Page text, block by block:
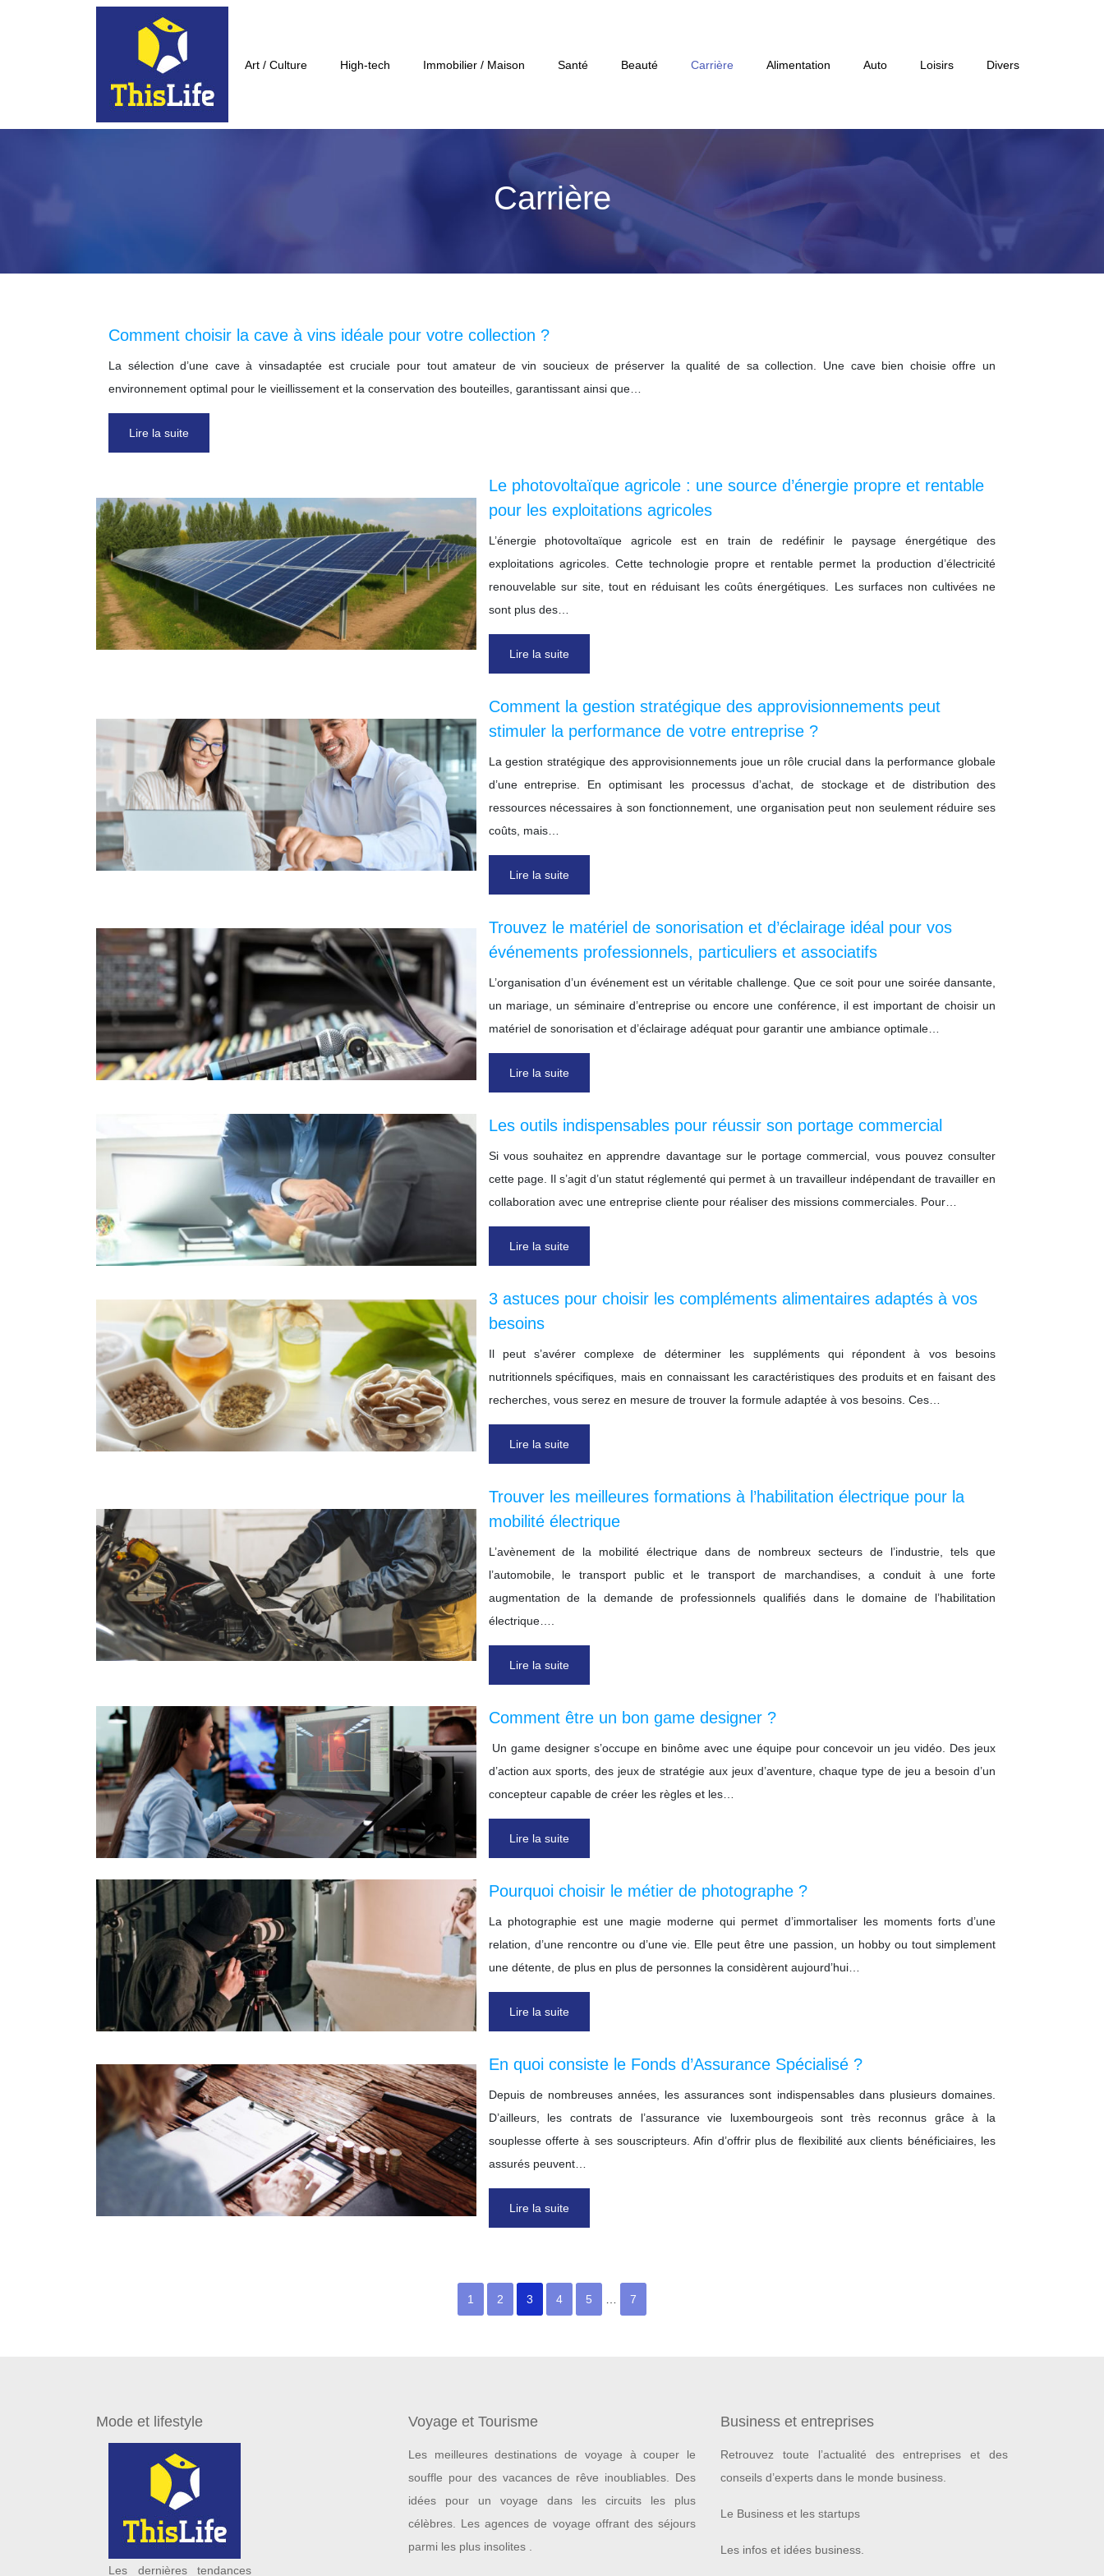
Art / Culture High-tech Immobilier / Maison Santé Beauté Carrière Alimentation Auto Loisirs Divers
Carrière
Comment choisir la cave à vins idéale pour votre collection ?
La sélection d’une cave à vinsadaptée est cruciale pour tout amateur de vin soucieux de préserver la qualité de sa collection. Une cave bien choisie offre un
environnement optimal pour le vieillissement et la conservation des bouteilles, garantissant ainsi que…
Lire la suite
Le photovoltaïque agricole : une source d’énergie propre et rentable
pour les exploitations agricoles
L’énergie photovoltaïque agricole est en train de redéfinir le paysage énergétique des
exploitations agricoles. Cette technologie propre et rentable permet la production d’électricité
renouvelable sur site, tout en réduisant les coûts énergétiques. Les surfaces non cultivées ne
sont plus des…
Lire la suite
Comment la gestion stratégique des approvisionnements peut
stimuler la performance de votre entreprise ?
La gestion stratégique des approvisionnements joue un rôle crucial dans la performance globale
d’une entreprise. En optimisant les processus d’achat, de stockage et de distribution des
ressources nécessaires à son fonctionnement, une organisation peut non seulement réduire ses
coûts, mais…
Lire la suite
Trouvez le matériel de sonorisation et d’éclairage idéal pour vos
événements professionnels, particuliers et associatifs
L’organisation d’un événement est un véritable challenge. Que ce soit pour une soirée dansante,
un mariage, un séminaire d’entreprise ou encore une conférence, il est important de choisir un
matériel de sonorisation et d’éclairage adéquat pour garantir une ambiance optimale…
Lire la suite
Les outils indispensables pour réussir son portage commercial
Si vous souhaitez en apprendre davantage sur le portage commercial, vous pouvez consulter
cette page. Il s’agit d’un statut réglementé qui permet à un travailleur indépendant de travailler en
collaboration avec une entreprise cliente pour réaliser des missions commerciales. Pour…
Lire la suite
3 astuces pour choisir les compléments alimentaires adaptés à vos
besoins
Il peut s’avérer complexe de déterminer les suppléments qui répondent à vos besoins
nutritionnels spécifiques, mais en connaissant les caractéristiques des produits et en faisant des
recherches, vous serez en mesure de trouver la formule adaptée à vos besoins. Ces…
Lire la suite
Trouver les meilleures formations à l’habilitation électrique pour la
mobilité électrique
L’avènement de la mobilité électrique dans de nombreux secteurs de l’industrie, tels que
l’automobile, le transport public et le transport de marchandises, a conduit à une forte
augmentation de la demande de professionnels qualifiés dans le domaine de l’habilitation
électrique….
Lire la suite
Comment être un bon game designer ?
Un game designer s’occupe en binôme avec une équipe pour concevoir un jeu vidéo. Des jeux
d’action aux sports, des jeux de stratégie aux jeux d’aventure, chaque type de jeu a besoin d’un
concepteur capable de créer les règles et les…
Lire la suite
Pourquoi choisir le métier de photographe ?
La photographie est une magie moderne qui permet d’immortaliser les moments forts d’une
relation, d’une rencontre ou d’une vie. Elle peut être une passion, un hobby ou tout simplement
une détente, de plus en plus de personnes la considèrent aujourd’hui…
Lire la suite
En quoi consiste le Fonds d’Assurance Spécialisé ?
Depuis de nombreuses années, les assurances sont indispensables dans plusieurs domaines.
D’ailleurs, les contrats de l’assurance vie luxembourgeois sont très reconnus grâce à la
souplesse offerte à ses souscripteurs. Afin d’offrir plus de flexibilité aux clients bénéficiaires, les
assurés peuvent…
Lire la suite
1 2 3 4 5 7
Mode et lifestyle
Les dernières tendances
Voyage et Tourisme
Les meilleures destinations de voyage à couper le
souffle pour des vacances de rêve inoubliables. Des
idées pour un voyage dans les circuits les plus
célèbres. Les agences de voyage offrant des séjours
parmi les plus insolites .
Business et entreprises
Retrouvez toute l’actualité des entreprises et des
conseils d’experts dans le monde business.
Le Business et les startups
Les infos et idées business.